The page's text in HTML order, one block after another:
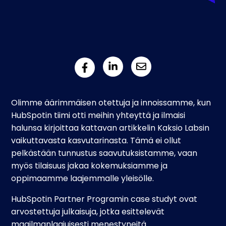
Olimme äärimmäisen otettuja ja innoissamme, kun
HubSpotin tiimi otti meihin yhteyttä ja ilmaisi
halunsa kirjoittaa kattavan artikkelin Kaksio Labsin
vaikuttavasta kasvutarinasta. Tämä ei ollut
pelkästään tunnustus saavutuksistamme, vaan
myös tilaisuus jakaa kokemuksiamme ja
oppimaamme laajemmalle yleisölle.
HubSpotin Partner Programin case studyt ovat
arvostettuja julkaisuja, jotka esittelevät